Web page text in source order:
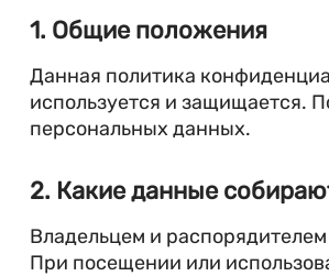
1. Общие положения
Данная политика
используется и защищается.
персональных данных.
2. Какие данные
Владельцем и
При посещении или